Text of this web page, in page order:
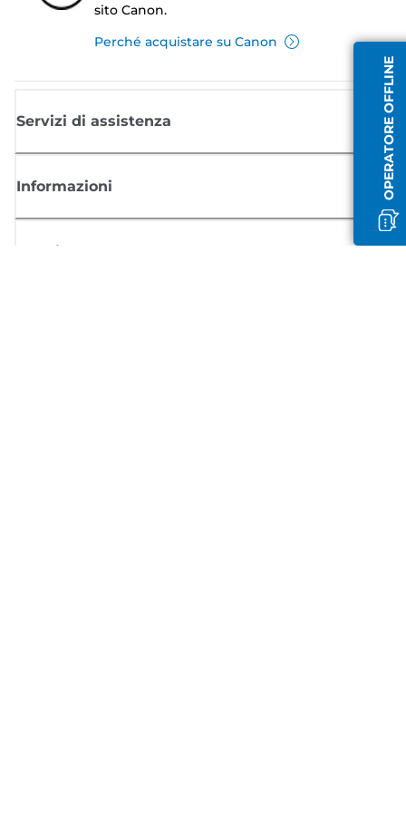
OPERATORE OFFLINE
sito Canon.
Perché acquistare su Canon
Servizi di assistenza
Informazioni
Acquisto